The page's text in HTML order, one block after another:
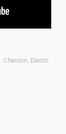
Chanson, Electro